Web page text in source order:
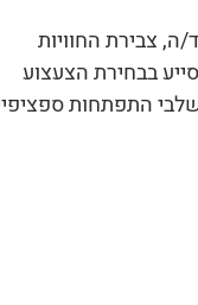
צבירת החוויות
בבחירת הצעצוע
התפתחות